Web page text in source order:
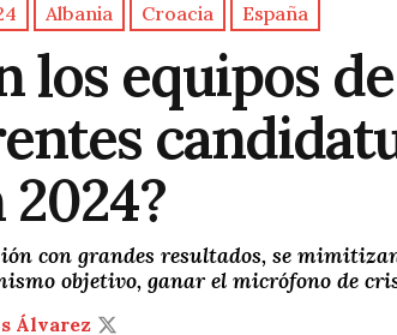
Albania Croacia España
los equipos
con grandes resultados, se
objetivo, ganar el micrófono de
Álvarez